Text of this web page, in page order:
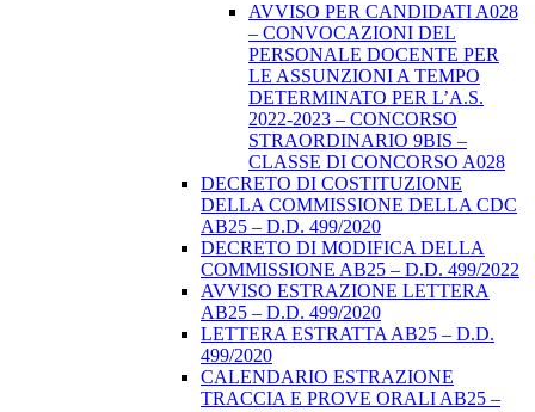
AVVISO PER CANDIDATI A028
– CONVOCAZIONI DEL
PERSONALE DOCENTE PER
LE ASSUNZIONI A TEMPO
DETERMINATO PER L’A.S.
2022-2023 – CONCORSO
STRAORDINARIO 9BIS –
CLASSE DI CONCORSO A028
DECRETO DI COSTITUZIONE
DELLA COMMISSIONE DELLA CDC
AB25 – D.D. 499/2020
DECRETO DI MODIFICA DELLA
COMMISSIONE AB25 – D.D. 499/2022
AVVISO ESTRAZIONE LETTERA
AB25 – D.D. 499/2020
LETTERA ESTRATTA AB25 – D.D.
499/2020
CALENDARIO ESTRAZIONE
TRACCIA E PROVE ORALI AB25 –